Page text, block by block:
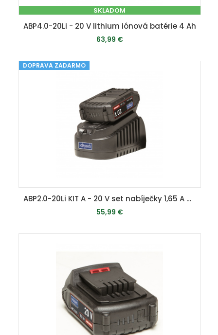
SKLADOM
ABP4.0-20Li - 20 V lithium iónová batérie 4 Ah
63,99 €
PRIDAŤ DO KOŠÍKA
DOPRAVA ZADARMO
ABP2.0-20Li KIT A - 20 V set nabíječky 1,65 A a baterie 2 Ah
55,99 €